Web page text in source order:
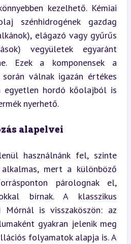
kezelhető. Kémiai
szénhidrogének gazdag
elágazó vagy gyűrűs
vegyületek egyaránt
Ezek a komponensek a
válnak igazán értékes
egyetlen hordó kőolajból is
nyerhető.
alapelvei
használnánk fel, szinte
mert a különböző
párolognak el,
bírnak. A klasszikus
Mórnál is visszaköszön: az
gyakran jelenik meg
folyamatok alapja is. A